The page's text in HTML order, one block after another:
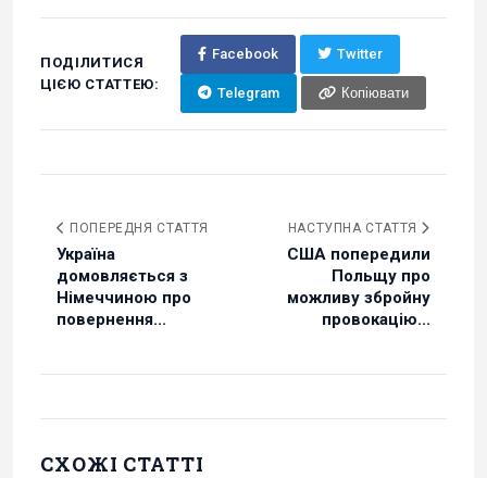
ПОДІЛИТИСЯ
ЦІЄЮ СТАТТЕЮ:
Facebook Twitter
Telegram Копіювати
ПОПЕРЕДНЯ СТАТТЯ
Україна
домовляється з
Німеччиною про
повернення...
НАСТУПНА СТАТТЯ
США попередили
Польщу про
можливу збройну
провокацію...
СХОЖІ СТАТТІ